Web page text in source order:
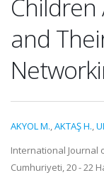
and
AKYOL M.,AKTAŞ H.,
International Journal
Cumhuriyeti, 20 - 22